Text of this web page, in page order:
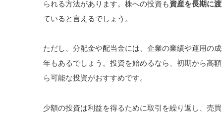
られる方法があります。株への投資も資産を長期に
ていると言えるでしょう。
ただし、分配金や配当金には、企業の業績や運用の
年もあるでしょう。投資を始めるなら、初期から高
ら可能な投資がおすすめです。
少額の投資は利益を得るために取引を繰り返し、売